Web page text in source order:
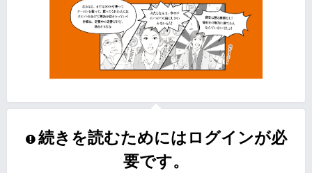
続きを読むためにはログインが必
要です。